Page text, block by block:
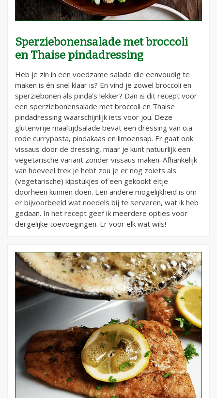
Sperziebonensalade met broccoli
en Thaise pindadressing
Heb je zin in een voedzame salade die eenvoudig te
maken is én snel klaar is? En vind je zowel broccoli en
sperziebonen als pinda’s lekker? Dan is dit recept voor
een sperziebonensalade met broccoli en Thaise
pindadressing waarschijnlijk iets voor jou. Deze
glutenvrije maaltijdsalade bevat een dressing van o.a.
rode currypasta, pindakaas en limoensap. Er gaat ook
vissaus door de dressing, maar je kunt natuurlijk een
vegetarische variant zonder vissaus maken. Afhankelijk
van hoeveel trek je hebt zou je er nog zoiets als
(vegetarische) kipstukjes of een gekookt eitje
doorheen kunnen doen. Een andere mogelijkheid is om
er bijvoorbeeld wat noedels bij te serveren, wat ik heb
gedaan. In het recept geef ik meerdere opties voor
dergelijke toevoegingen. Er voor elk wat wils!